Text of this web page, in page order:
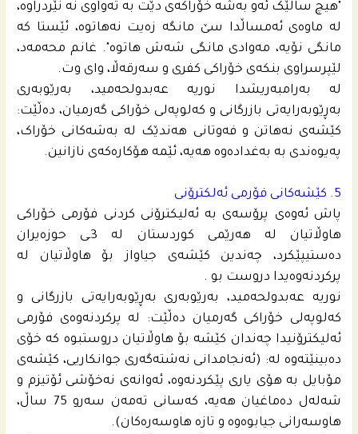
"هیچ ساڵێک ئەو بەشە خۆراکەی دێت بە تەواوی نە نێردراوە،
لە ماوەی ئەمساڵدا سێ مانگە زەیت نەهاتوە، ئێستا کە
مانگی نۆیە، مەوادی مانگی شەش هاتوە". غانم محه‌مه‌د،
لێپرسراوی بنکەی خۆراکی کفری و سەرقەڵا، وای وت.
لە بەرامبەریشدا نوریە عه‌بدولحه‌مید، بەرێوبەری
بەڕێوبەرایەتی بازرگانی و کەلوپەلی خۆراکی گەرمیان، دەڵێت:
کێشەی نەهاتن و فەوتانی هەندێک لە بەشەکانی خۆراک،
پەیوەندی بە بەغدادەوە هەیە، ئێمە هۆکارەکەی نازانین.
5. کێشەکانی فۆرمی ئەلکترۆنی
پاش ئەوەی پرۆسەی بە ئەلیکترۆنی کردنی فۆرمی خۆراکی
هاوڵاتیان لە هەرێمی کوردستان لە 3ـى حوزەیران
دەستیپێکرد، چەندین کێشەی جیاواز بۆ هاوڵاتیان لە
پرکردنەوەیدا دروست بو .
نوریە عه‌بدولحه‌مید، بەرێوبەری بەڕێوبەرایەتی بازرگانی و
کەلوپەلی خۆراکی گەرمیان دەڵێت: لە پرکردنەوەی فۆرمی
ئەلیکترۆنیدا چەندان کێشە بۆ هاوڵاتیان دروستبوە کە خۆی
دەبینێتەوە لە: (ئه‌نجامدانى نەشتەگەری جوانکاریی، کێشەی
مۆبایل بە هۆی یاری پێکردنەوە، ئەوانەی نەخۆشی ئۆتیزم و
شەلەل دەماغیان هەیە، کەسانی تەمەن سەرو 75 ساڵ،
هاوسەرانی جیابوەوه‌ و تازە هاوسەره‌كان).